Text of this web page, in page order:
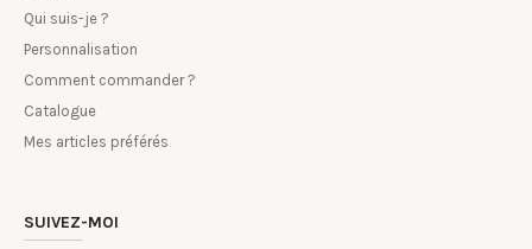
Qui suis-je ?
Personnalisation
Comment commander ?
Catalogue
Mes articles préférés
SUIVEZ-MOI